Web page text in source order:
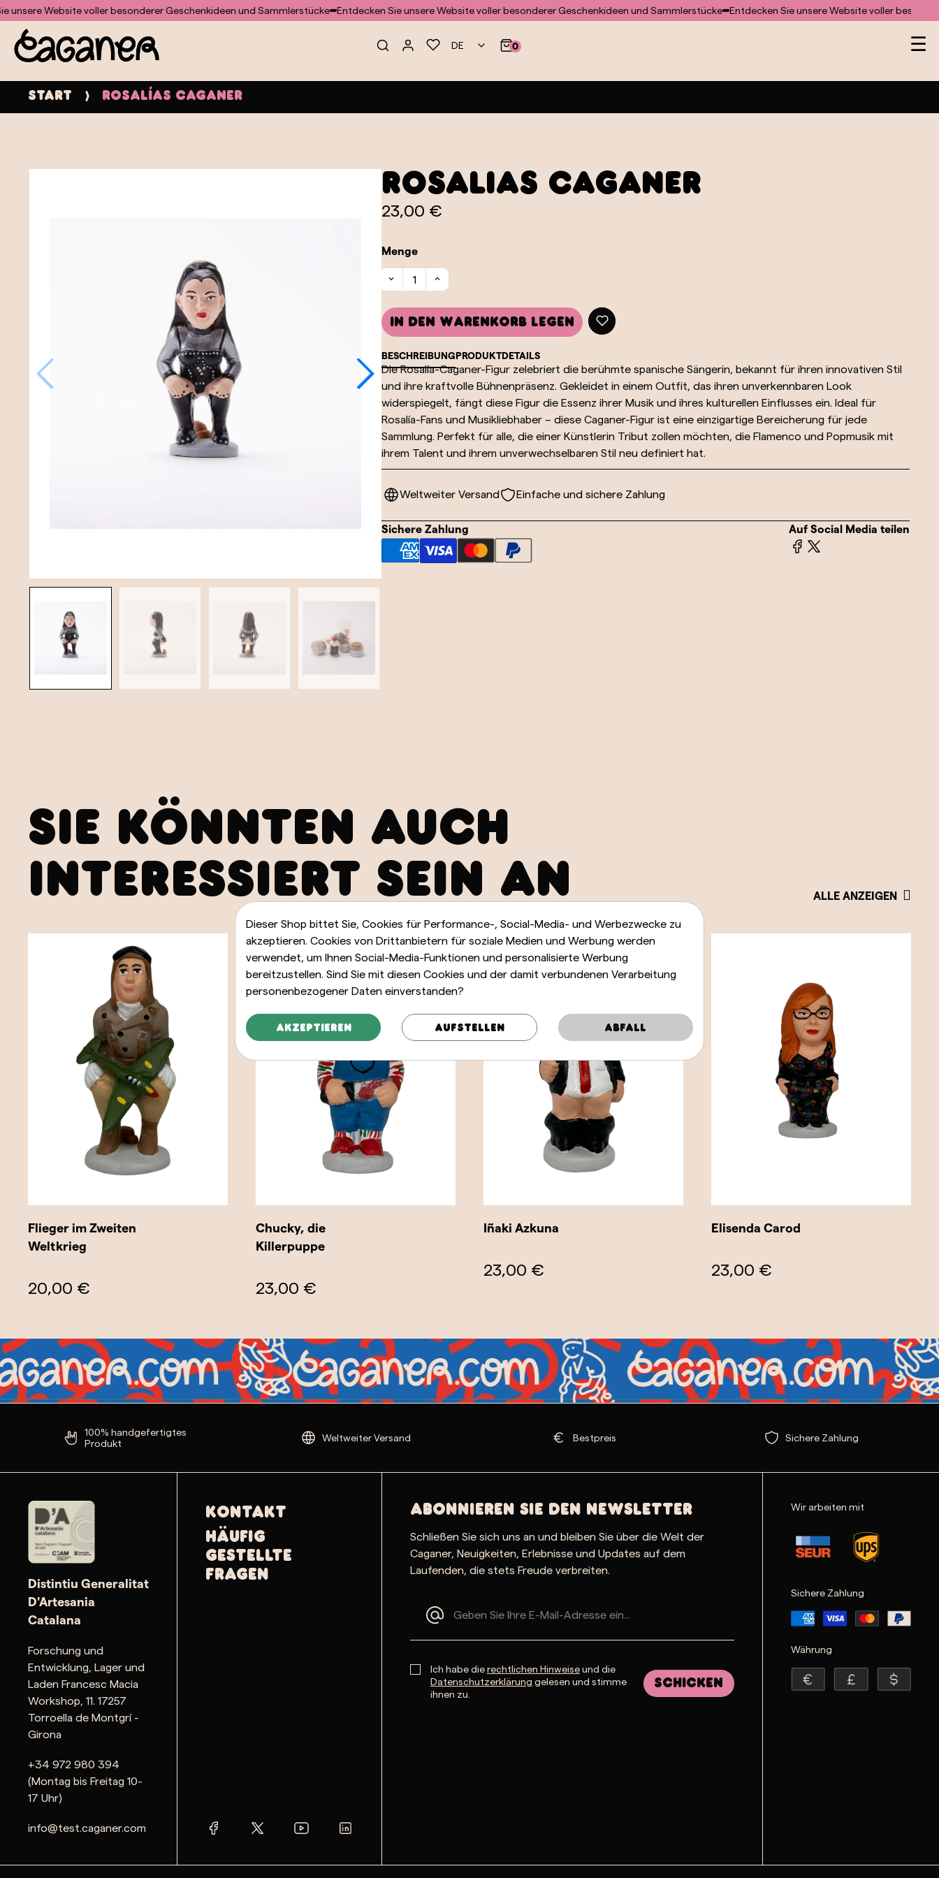
Für das Doofinder-Modul wurde keine Vorlage gefunden
Website voller besonderer Geschenkideen und Sammlerstücke Entdecken Sie unsere Website voller besonderer Geschenkideen und Sammlerstücke Entdecken Sie unsere Website voller besonderer
☰
DE 0
Start Rosalías Caganer
Rosalías Caganer
23,00 €
Menge
In den Warenkorb legen
BESCHREIBUNGPRODUKTDETAILS
Die Rosalía-Caganer-Figur zelebriert die berühmte spanische Sängerin, bekannt für ihren innovativen Stil
und ihre kraftvolle Bühnenpräsenz. Gekleidet in einem Outfit, das ihren unverkennbaren Look
widerspiegelt, fängt diese Figur die Essenz ihrer Musik und ihres kulturellen Einflusses ein. Ideal für
Rosalía-Fans und Musikliebhaber – diese Caganer-Figur ist eine einzigartige Bereicherung für jede
Sammlung. Perfekt für alle, die einer Künstlerin Tribut zollen möchten, die Flamenco und Popmusik mit
ihrem Talent und ihrem unverwechselbaren Stil neu definiert hat.
Weltweiter Versand Einfache und sichere Zahlung
Sichere Zahlung Auf Social Media teilen
SIE KÖNNTEN AUCH
INTERESSIERT SEIN AN
ALLE ANZEIGEN
Flieger im Zweiten
Weltkrieg
20,00 €
Chucky, die
Killerpuppe
23,00 €
Iñaki Azkuna
23,00 €
Elisenda Carod
23,00 €
100% handgefertigtes
Produkt
Weltweiter Versand Bestpreis Sichere Zahlung
Distintiu Generalitat
D'Artesania
Catalana
Forschung und
Entwicklung, Lager und
Laden Francesc Macia
Workshop, 11. 17257
Torroella de Montgrí -
Girona
+34 972 980 394
(Montag bis Freitag 10-
17 Uhr)
info@test.caganer.com
Kontakt
Häufig
gestellte
Fragen
Abonnieren Sie den Newsletter
Schließen Sie sich uns an und bleiben Sie über die Welt der
Caganer, Neuigkeiten, Erlebnisse und Updates auf dem
Laufenden, die stets Freude verbreiten.
Ich habe dierechtlichen Hinweiseund die
Datenschutzerklärung gelesen und stimme
ihnen zu.
Schicken
Wir arbeiten mit
Sichere Zahlung
Währung
Dieser Shop bittet Sie, Cookies für Performance-, Social-Media- und Werbezwecke zu
akzeptieren. Cookies von Drittanbietern für soziale Medien und Werbung werden
verwendet, um Ihnen Social-Media-Funktionen und personalisierte Werbung
bereitzustellen. Sind Sie mit diesen Cookies und der damit verbundenen Verarbeitung
personenbezogener Daten einverstanden?
Akzeptieren Aufstellen Abfall